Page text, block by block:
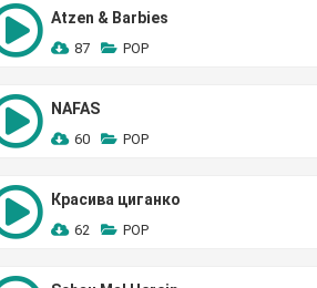
Atzen & Barbies
87 POP
NAFAS
60 POP
Красива циганко
62 POP